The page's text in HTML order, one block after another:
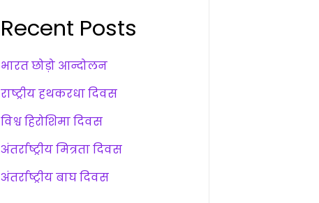
Recent Posts
भारत छोड़ो आन्दोलन
राष्ट्रीय हथकरधा दिवस
विश्व हिरोशिमा दिवस
अंतर्राष्ट्रीय मित्रता दिवस
अंतर्राष्ट्रीय बाघ दिवस